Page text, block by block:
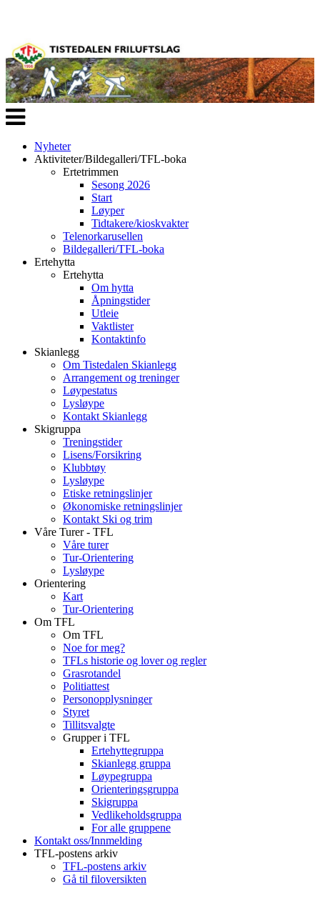
Veksle
navigasjon
Nyheter
Aktiviteter/Bildegalleri/TFL-boka
Ertetrimmen
Sesong 2026
Start
Løyper
Tidtakere/kioskvakter
Telenorkarusellen
Bildegalleri/TFL-boka
Ertehytta
Ertehytta
Om hytta
Åpningstider
Utleie
Vaktlister
Kontaktinfo
Skianlegg
Om Tistedalen Skianlegg
Arrangement og treninger
Løypestatus
Lysløype
Kontakt Skianlegg
Skigruppa
Treningstider
Lisens/Forsikring
Klubbtøy
Lysløype
Etiske retningslinjer
Økonomiske retningslinjer
Kontakt Ski og trim
Våre Turer - TFL
Våre turer
Tur-Orientering
Lysløype
Orientering
Kart
Tur-Orientering
Om TFL
Om TFL
Noe for meg?
TFLs historie og lover og regler
Grasrotandel
Politiattest
Personopplysninger
Styret
Tillitsvalgte
Grupper i TFL
Ertehyttegruppa
Skianlegg gruppa
Løypegruppa
Orienteringsgruppa
Skigruppa
Vedlikeholdsgruppa
For alle gruppene
Kontakt oss/Innmelding
TFL-postens arkiv
TFL-postens arkiv
Gå til filoversikten